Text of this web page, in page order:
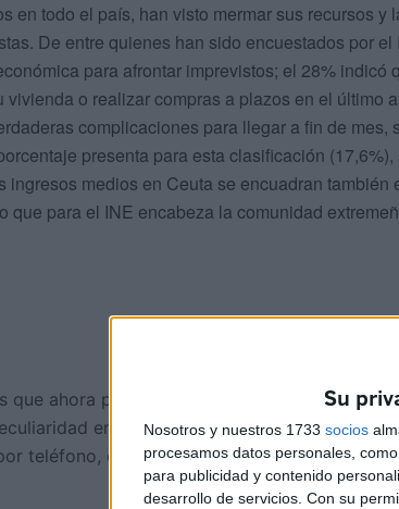
Su
Nosotros y nuestros 1733 socios
procesamos datos personales,
para publicidad y contenido
desarrollo de servicios. Con su
en todo el país, han visto mermar sus recursos
De entre quienes han sido encuestados por
para afrontar imprevistos; el 28% indicó
vivienda o realizar compras a plazos en el último
complicaciones para llegar a fin de
presenta para esta clasificación
ingresos medios en Ceuta se encuadran
que para el INE encabeza la comunidad
que ahora publica el Instituto Nacional de
en esta ocasión fue que las
teléfono, cuando habitualmente eran